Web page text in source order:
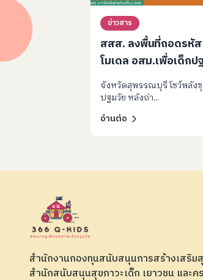
ข่าวสาร
สสส. ลงพื้นที่ถอดรหั
โมเดล อสม.เพื่อเด็กป
“คนในชุมชน” ให้เป็น
พัฒนาการ”
จังหวัดสุพรรณบุรี โชว์พลั
ปฐมวัย หลังถ่า...
อ่านต่อ
สำนักงานกองทุนสนับสนุนการสร้างเสริ
สำนักสนับสนุนสุขภาวะเด็ก เยาวชน และ